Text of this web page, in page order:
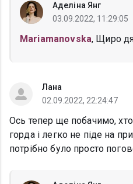
Аделіна Янг
03.09.2022, 11:29:05
Mariamanovska, Щиро
Лана
02.09.2022, 22:24:47
Ось тепер ще побачимо,
горда і легко не піде на
потрібно було просто